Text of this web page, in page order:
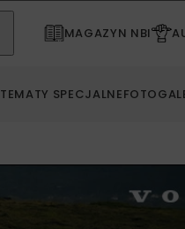
MAGAZYN NBI
TEMATY SPECJALNE